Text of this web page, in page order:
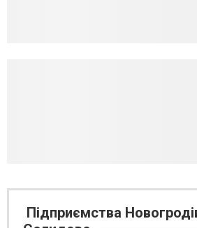
Підприємства